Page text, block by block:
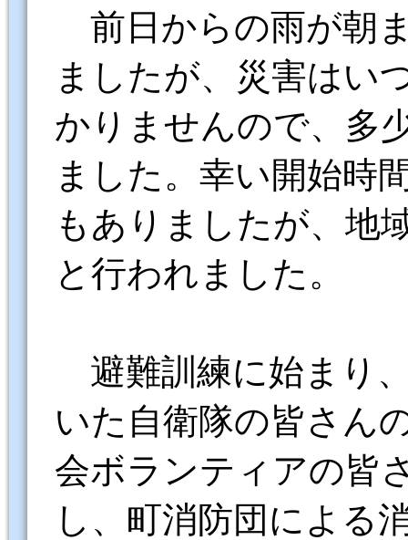
前日からの雨が朝
ましたが、災害はい
かりませんので、多
ました。幸い開始時
もありましたが、地
と行われました。
避難訓練に始まり
いた自衛隊の皆さん
会ボランティアの皆
し、町消防団による